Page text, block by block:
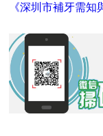
《深圳市補牙需知